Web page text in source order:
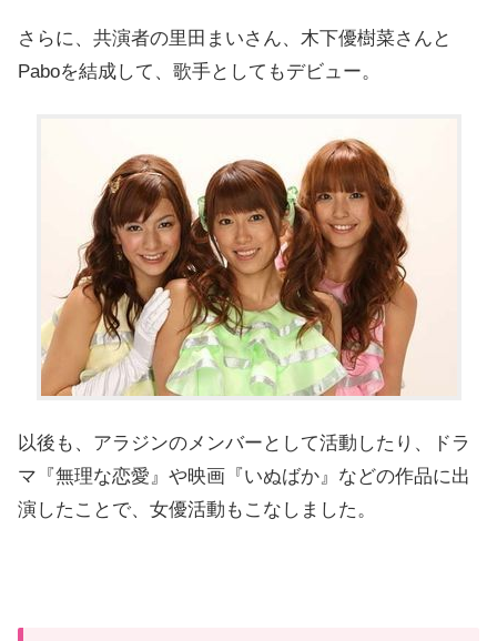
さらに、共演者の里田まいさん、木下優樹菜さんと
Paboを結成して、歌手としてもデビュー。
以後も、アラジンのメンバーとして活動したり、ドラ
マ『無理な恋愛』や映画『いぬばか』などの作品に出
演したことで、女優活動もこなしました。